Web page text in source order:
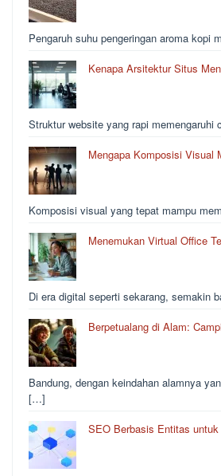
Pengaruh suhu pengeringan aroma kopi
Kenapa Arsitektur Situs
Struktur website yang rapi
Mengapa Komposisi Visual
Komposisi visual yang tepat mampu
Menemukan Virtual Office
Di era digital seperti sekarang, semakin
Berpetualang di Alam:
Bandung, dengan keindahan alamnya
[…]
SEO Berbasis Entitas